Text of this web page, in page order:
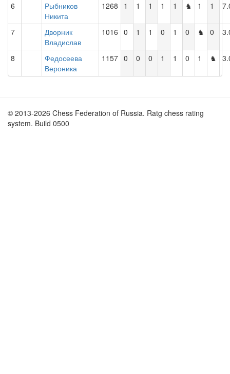
6
Рыбников
Никита
1268 1 1 1 1 1 ♞ 1 1
7
Дворник
Владислав
1016 0 1 1 0 1 0 ♞ 0
8
Федосеева
Вероника
1157 0 0 0 1 1 0 1 ♞
© 2013-2026 Chess Federation of Russia. Ratg chess rating
system. Build 0500